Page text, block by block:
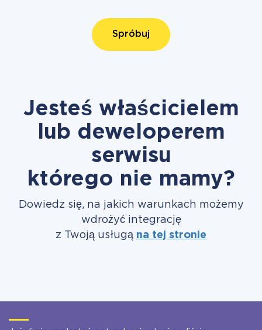
Spróbuj
Jesteś właścicielem
lub deweloperem
serwisu
którego nie mamy?
Dowiedz się, na jakich warunkach możemy
wdrożyć integrację
z Twoją usługą na tej stronie